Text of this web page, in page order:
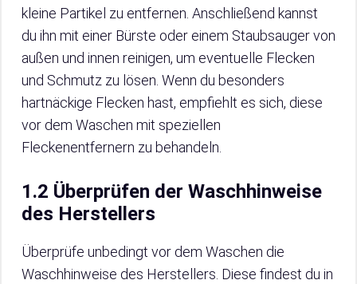
kleine Partikel zu entfernen. Anschließend kannst
du ihn mit einer Bürste oder einem Staubsauger von
außen und innen reinigen, um eventuelle Flecken
und Schmutz zu lösen. Wenn du besonders
hartnäckige Flecken hast, empfiehlt es sich, diese
vor dem Waschen mit speziellen
Fleckenentfernern zu behandeln.
1.2 Überprüfen der Waschhinweise
des Herstellers
Überprüfe unbedingt vor dem Waschen die
Waschhinweise des Herstellers. Diese findest du in